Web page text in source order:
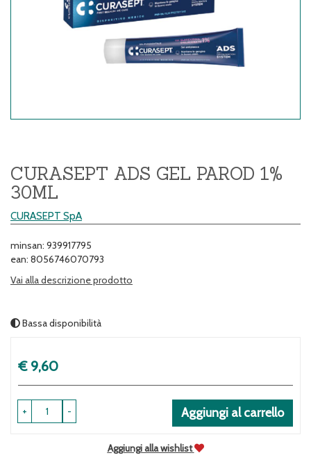
CURASEPT ADS GEL PAROD 1%
30ML
CURASEPT SpA
minsan: 939917795
ean: 8056746070793
Vai alla descrizione prodotto
Bassa disponibilità
Prezzo
€ 9,60
-
+ Aggiungi al carrello
Aggiungi alla wishlist